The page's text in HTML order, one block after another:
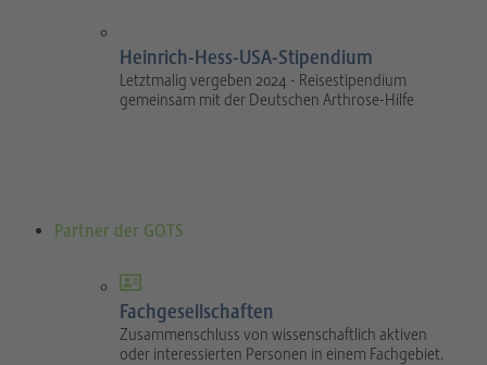
Heinrich-Hess-USA-Stipendium
Letztmalig vergeben 2024 - Reisestipendium
gemeinsam mit der Deutschen Arthrose-Hilfe
Partner der GOTS
Fachgesellschaften
Zusammenschluss von wissenschaftlich aktiven
oder interessierten Personen in einem Fachgebiet.